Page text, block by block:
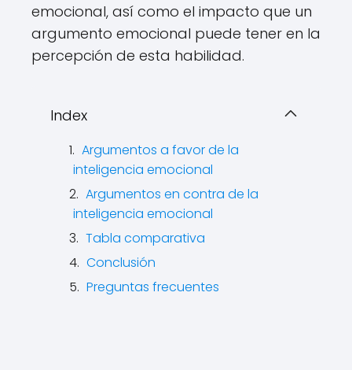
emocional, así como el impacto que un
argumento emocional puede tener en la
percepción de esta habilidad.
Index
Argumentos a favor de la
inteligencia emocional
Argumentos en contra de la
inteligencia emocional
Tabla comparativa
Conclusión
Preguntas frecuentes